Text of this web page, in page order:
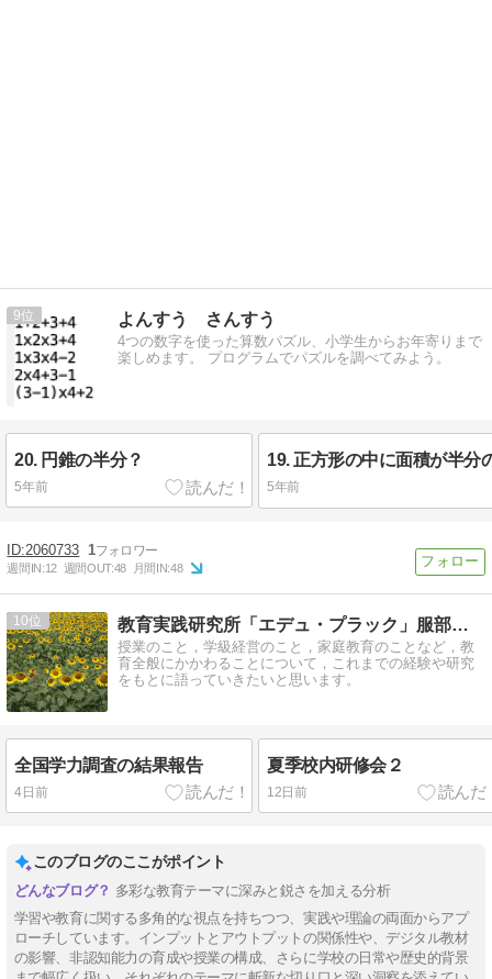
9 よんすう さんすう
4つの数字を使った算数パズル、小学生からお年寄りまで
楽しめます。 プログラムでパズルを調べてみよう。
20. 円錐の半分？
5年前 5年前
2060733 1
週間IN:12 週間OUT:48 月間IN:48
10 教育実践研究所「エデュ・プラック」服部英雄のブログ
授業のこと，学級経営のこと，家庭教育のことなど，教
育全般にかかわることについて，これまでの経験や研究
をもとに語っていきたいと思います。
全国学力調査の結果報告
4日前
夏季校内研修会２
12日前
このブログのここがポイント
多彩な教育テーマに深みと鋭さを加える分析
学習や教育に関する多角的な視点を持ちつつ、実践や理論の両面からアプ
ローチしています。インプットとアウトプットの関係性や、デジタル教材
の影響、非認知能力の育成や授業の構成、さらに学校の日常や歴史的背景